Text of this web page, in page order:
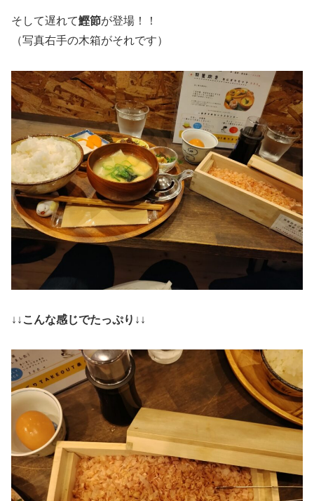
そして遅れて鰹節が登場！！
（写真右手の木箱がそれです）
↓↓ こんな感じでたっぷり ↓↓